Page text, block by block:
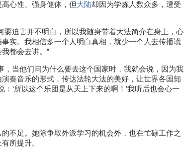
心性、强身健体，但大陆却因为学炼人数众多，遭受
迫害并不明白，所以我随身带着大法简介在身上，心
实。我相信多一个人明白真相，就少一个人去传播谎
都会去讲。”
当他们问为什么要去这个国家时，我就会说，因为我
演奏音乐的形式，传达法轮大法的美好，让世界各国知
‘所以这个乐团是从天上下来的啊！’我听后也会心一
不足。她除争取外派学习的机会外，也在忙碌工作之
所提升。